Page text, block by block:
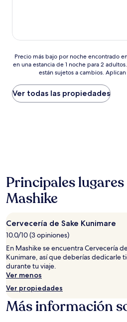
opiniones)
Precio
más
por
noche
encontrado
una
estancia
de
para
2
adultos.
Los
precios
y
la
disponibilidad
están
sujetos
Precio más bajo por noche encontrado
en una estancia de 1 noche para 2
están sujetos a cambios.
Ver todas las propiedades
Principales
Mashike
Cervecería de Sake Kunimare
10.0/10 (3 opiniones)
En Mashike se encuentra Cervecería
Kunimare, así que deberías dedicarle
durante tu viaje.
Ver menos
Ver propiedades
Más información